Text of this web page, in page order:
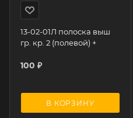
13-02-01Л полоска выш
гр. кр. 2 (полевой) +
100 ₽
В КОРЗИНУ